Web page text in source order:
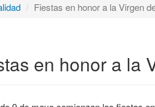
Fiestas en honor a la Virgen
en honor a la